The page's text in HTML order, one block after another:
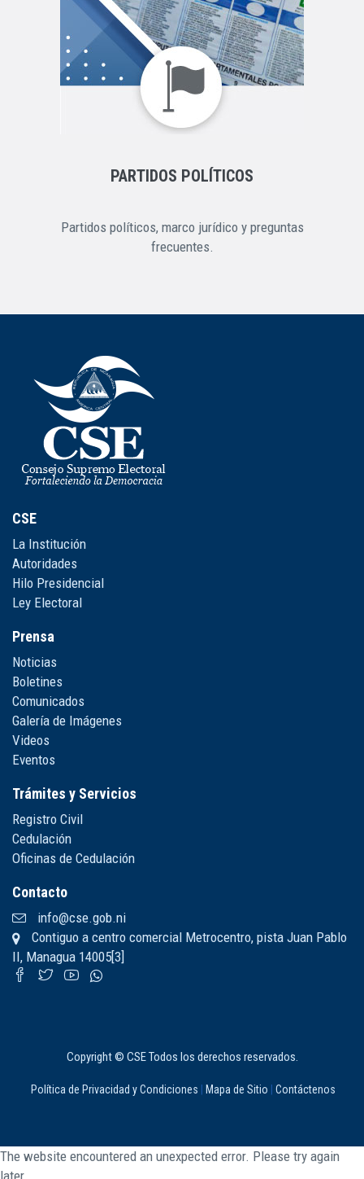
PARTIDOS POLÍTICOS
Partidos políticos, marco jurídico y preguntas
frecuentes.
CSE
La Institución
Autoridades
Hilo Presidencial
Ley Electoral
Prensa
Noticias
Boletines
Comunicados
Galería de Imágenes
Videos
Eventos
Trámites y Servicios
Registro Civil
Cedulación
Oficinas de Cedulación
Contacto
info@cse.gob.ni
Contiguo a centro comercial Metrocentro, pista Juan Pablo
II, Managua 14005[3]
Copyright © CSE Todos los derechos reservados.
Política de Privacidad y Condiciones Mapa de Sitio Contáctenos
The website encountered an unexpected error. Please try again
later.